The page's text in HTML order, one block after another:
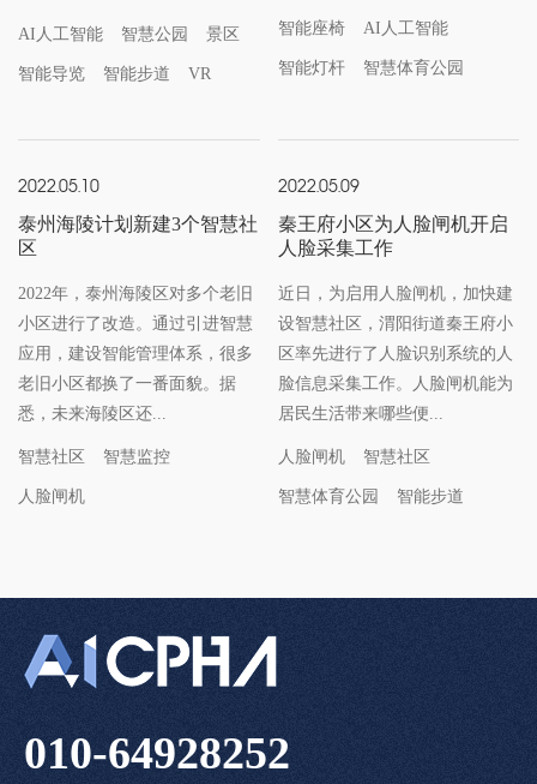
AI人工智能 智慧公园 景区
智能导览 智能步道 VR
智能座椅 AI人工智能
智能灯杆 智慧体育公园
2022.05.10
泰州海陵计划新建3个智慧社
区
2022年，泰州海陵区对多个老旧
小区进行了改造。通过引进智慧
应用，建设智能管理体系，很多
老旧小区都换了一番面貌。据
悉，未来海陵区还...
智慧社区 智慧监控
人脸闸机
2022.05.09
秦王府小区为人脸闸机开启
人脸采集工作
近日，为启用人脸闸机，加快建
设智慧社区，渭阳街道秦王府小
区率先进行了人脸识别系统的人
脸信息采集工作。人脸闸机能为
居民生活带来哪些便...
人脸闸机 智慧社区
智慧体育公园 智能步道
010-64928252